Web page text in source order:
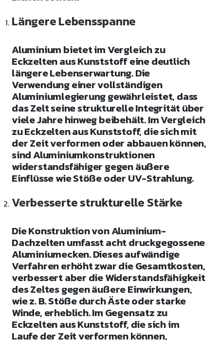
Längere Lebensspanne
Aluminium bietet im Vergleich zu
Eckzelten aus Kunststoff eine deutlich
längere Lebenserwartung. Die
Verwendung einer vollständigen
Aluminiumlegierung gewährleistet, dass
das Zelt seine strukturelle Integrität über
viele Jahre hinweg beibehält. Im Vergleich
zu Eckzelten aus Kunststoff, die sich mit
der Zeit verformen oder abbauen können,
sind Aluminiumkonstruktionen
widerstandsfähiger gegen äußere
Einflüsse wie Stöße oder UV-Strahlung.
Verbesserte strukturelle Stärke
Die Konstruktion von Aluminium-
Dachzelten umfasst acht druckgegossene
Aluminiumecken. Dieses aufwändige
Verfahren erhöht zwar die Gesamtkosten,
verbessert aber die Widerstandsfähigkeit
des Zeltes gegen äußere Einwirkungen,
wie z. B. Stöße durch Äste oder starke
Winde, erheblich. Im Gegensatz zu
Eckzelten aus Kunststoff, die sich im
Laufe der Zeit verformen können,